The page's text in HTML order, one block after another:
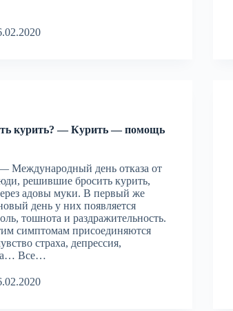
курить? — Курить — помощь
Международный день отказа от
решившие бросить курить,
адовы муки. В первый же
день у них появляется
тошнота и раздражительность.
симптомам присоединяются
страха, депрессия,
Все…